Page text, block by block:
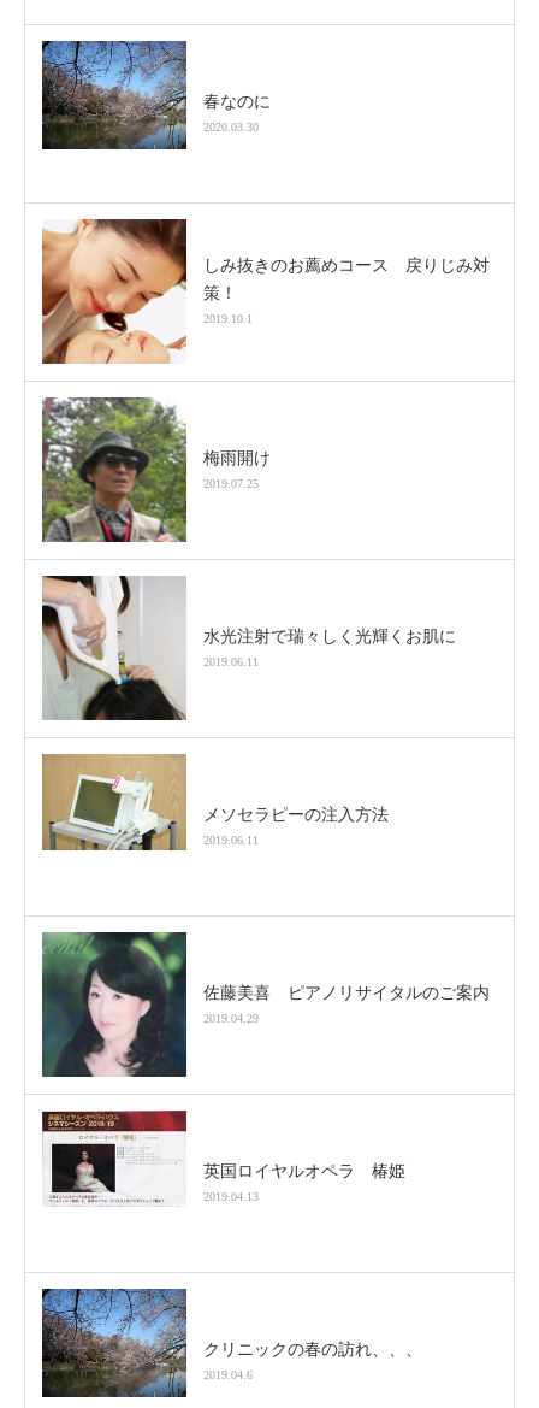
春なのに
2020.03.30
しみ抜きのお薦めコース 戻りじみ対
策！
2019.10.1
梅雨開け
2019.07.25
水光注射で瑞々しく光輝くお肌に
2019.06.11
メソセラピーの注入方法
2019.06.11
佐藤美喜 ピアノリサイタルのご案内
2019.04.29
英国ロイヤルオペラ 椿姫
2019.04.13
クリニックの春の訪れ、、、
2019.04.6